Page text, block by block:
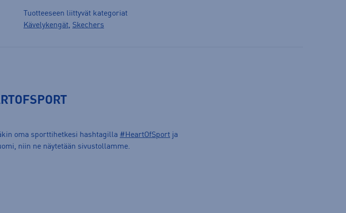
Tuotteeseen liittyvät kategoriat
Kävelykengät, Skechers
oma sporttihetkesi hashtagilla #HeartOfSport ja
niin ne näytetään sivustollamme.